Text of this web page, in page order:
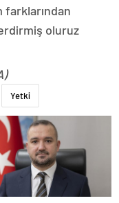
farklarından
oluruz
Yetki